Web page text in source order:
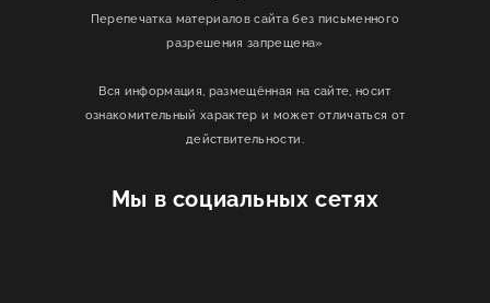
Мы в социальных сетях
Перепечатка материалов сайта без письменного
разрешения запрещена»
Вся информация, размещённая на сайте, носит
ознакомительный характер и может отличаться от
действительности.